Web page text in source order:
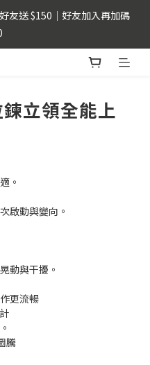
品單件即享88折
友送 $150｜好友加入再加碼
、IG、LINE內建瀏覽器，以
品單件即享88折
立領全能上
。
啟動與變向。
動與干擾。
更流暢
騰